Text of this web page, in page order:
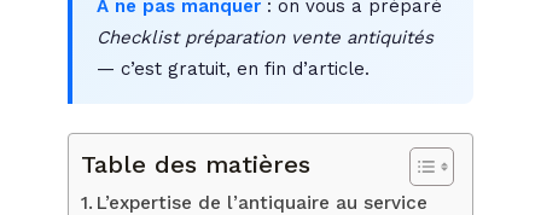
A ne pas manquer : on vous a préparé
Checklist préparation vente antiquités
— c’est gratuit, en fin d’article.
Table des matières
L’expertise de l’antiquaire au service